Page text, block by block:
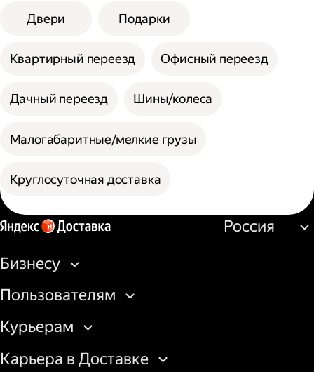
Двери Подарки
Квартирный переезд Офисный переезд
Дачный переезд Шины/колеса
Малогабаритные/мелкие грузы
Круглосуточная доставка
Россия
Бизнесу
Пользователям
Курьерам
Карьера в Доставке